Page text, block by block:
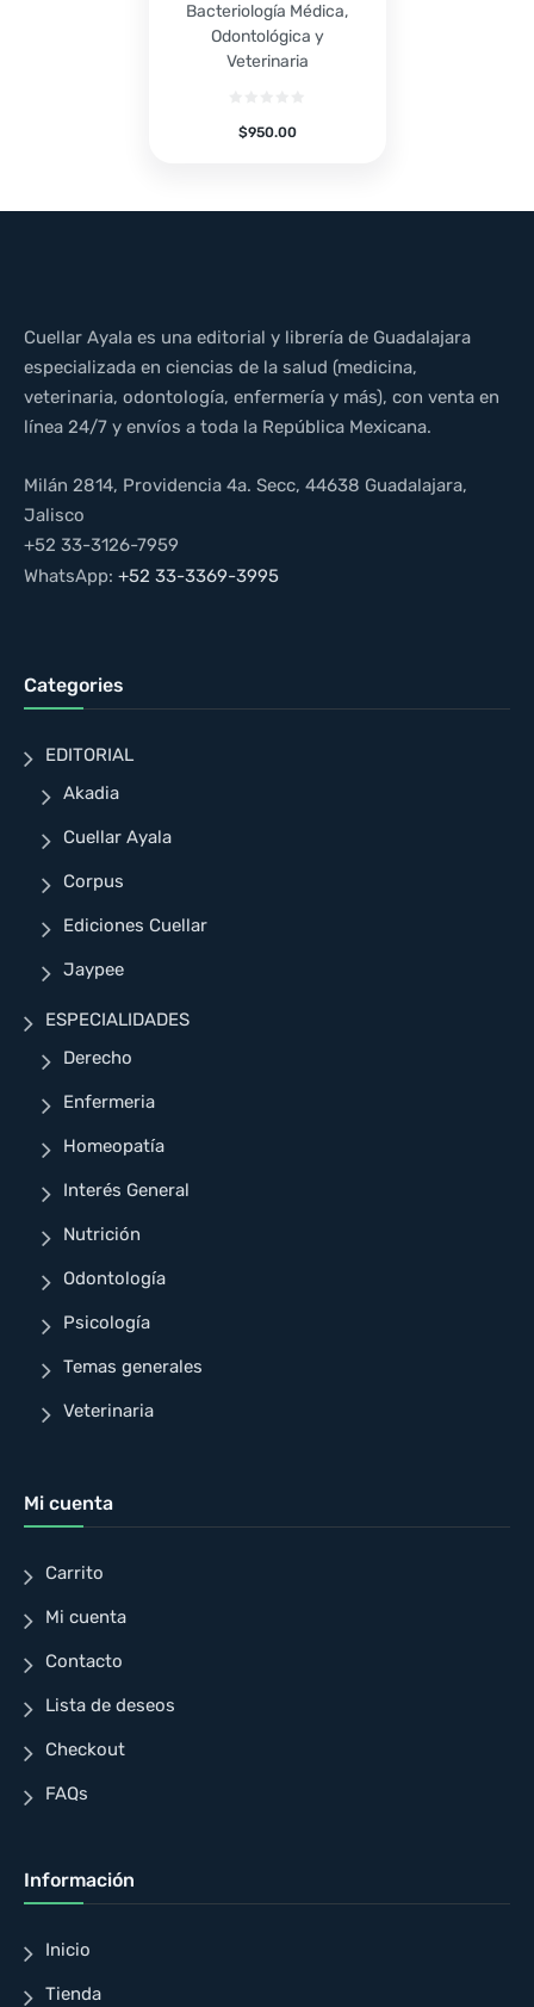
Bacteriología Médica,
Odontológica y
Veterinaria
$950.00
Cuellar Ayala es una editorial y librería de Guadalajara
especializada en ciencias de la salud (medicina,
veterinaria, odontología, enfermería y más), con venta en
línea 24/7 y envíos a toda la República Mexicana.
Milán 2814, Providencia 4a. Secc, 44638 Guadalajara,
Jalisco
+52 33-3126-7959
WhatsApp: +52 33-3369-3995
Categories
EDITORIAL
Akadia
Cuellar Ayala
Corpus
Ediciones Cuellar
Jaypee
ESPECIALIDADES
Derecho
Enfermeria
Homeopatía
Interés General
Nutrición
Odontología
Psicología
Temas generales
Veterinaria
Mi cuenta
Carrito
Mi cuenta
Contacto
Lista de deseos
Checkout
FAQs
Información
Inicio
Tienda